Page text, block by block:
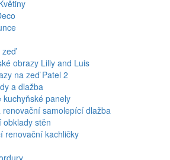
zeď
obrazy Lilly and Luis
na zeď Patel 2
a dlažba
kuchyňské panely
renovační samolepící dlažba
obklady stěn
renovační kachličky